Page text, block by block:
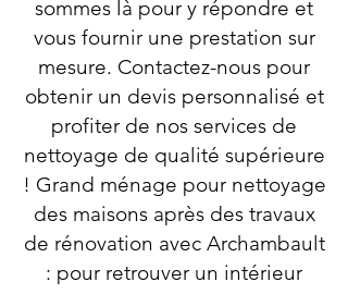
sommes là pour y répondre et
vous fournir une prestation sur
mesure. Contactez-nous pour
obtenir un devis personnalisé et
profiter de nos services de
nettoyage de qualité supérieure
! Grand ménage pour nettoyage
des maisons après des travaux
de rénovation avec Archambault
: pour retrouver un intérieur